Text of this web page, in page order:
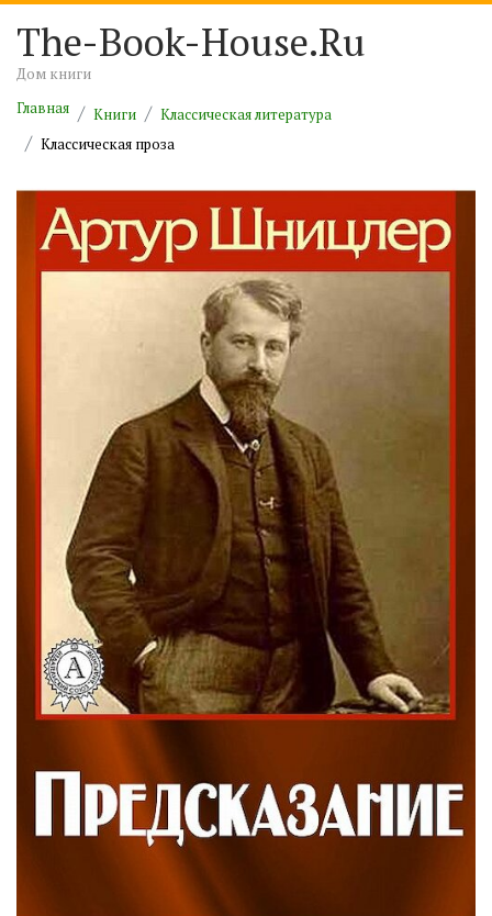
The-Book-House.Ru
Дом книги
Главная
Книги
Классическая литература
Классическая проза